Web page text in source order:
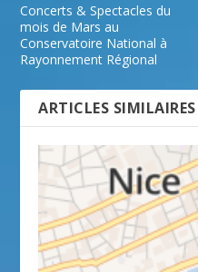
Concerts & Spectacles du
mois de Mars au
Conservatoire National à
Rayonnement Régional
ARTICLES SIMILAIRES